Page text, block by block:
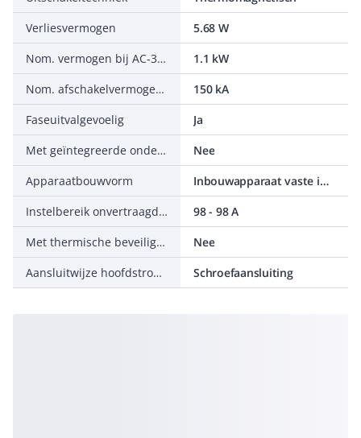
Verliesvermogen
5.68 W
Nom. vermogen bij AC-3, 230 V
1.1 kW
Nom. afschakelvermogen Icu bij 400 V, AC
150 kA
Faseuitvalgevoelig
Ja
Met geïntegreerde onderspanningsspoel
Nee
Apparaatbouwvorm
Inbouwapparaat vaste inbouw techniek
Instelbereik onvertraagde kortsluitbeveiliging
98 - 98 A
Met thermische beveiliging
Nee
Aansluitwijze hoofdstroomcircuit
Schroefaansluiting